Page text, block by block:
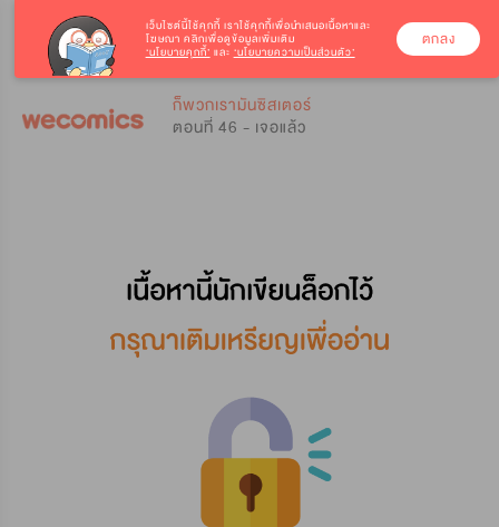
ก็พวกเรามันซิสเตอร์
ตอนที่ 46 - เจอแล้ว
เว็บไซต์นี้ใช้คุกกี้ เราใช้คุกกี้เพื่อนำเสนอเนื้อหาและ
โฆษณา คลิกเพื่อดูข้อมูลเพิ่มเติม
‘นโยบายคุกกี้’ และ ‘นโยบายความเป็นส่วนตัว’
ตกลง